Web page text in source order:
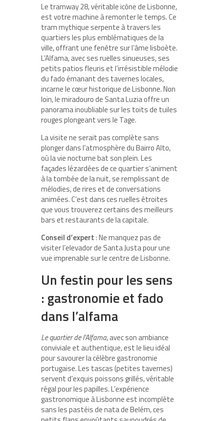
Le tramway 28, véritable icône de Lisbonne,
est votre machine à remonter le temps. Ce
tram mythique serpente à travers les
quartiers les plus emblématiques de la
ville, offrant une fenêtre sur l’âme lisboète.
L’Alfama, avec ses ruelles sinueuses, ses
petits patios fleuris et l’irrésistible mélodie
du fado émanant des tavernes locales,
incarne le cœur historique de Lisbonne. Non
loin, le miradouro de Santa Luzia offre un
panorama inoubliable sur les toits de tuiles
rouges plongeant vers le Tage.
La visite ne serait pas complète sans
plonger dans l’atmosphère du Bairro Alto,
où la vie nocturne bat son plein. Les
façades lézardées de ce quartier s’animent
à la tombée de la nuit, se remplissant de
mélodies, de rires et de conversations
animées. C’est dans ces ruelles étroites
que vous trouverez certains des meilleurs
bars et restaurants de la capitale.
Conseil d’expert: Ne manquez pas de
visiter l’elevador de Santa Justa pour une
vue imprenable sur le centre de Lisbonne.
Un festin pour les sens
: gastronomie et fado
dans l’alfama
Le quartier de l’Alfama, avec son ambiance
conviviale et authentique, est le lieu idéal
pour savourer la célèbre gastronomie
portugaise. Les tascas (petites tavernes)
servent d’exquis poissons grillés, véritable
régal pour les papilles. L’expérience
gastronomique à Lisbonne est incomplète
sans les pastéis de nata de Belém, ces